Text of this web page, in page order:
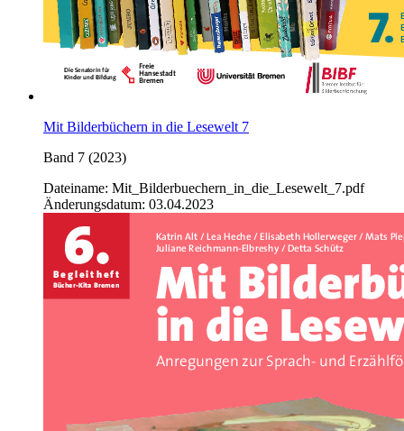
Mit Bilderbüchern in die Lesewelt 7
Band 7 (2023)
Dateiname: Mit_Bilderbuechern_in_die_Lesewelt_7.pdf
Änderungsdatum: 03.04.2023